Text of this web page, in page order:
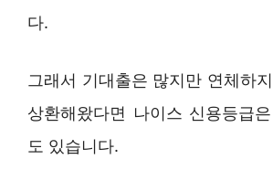
다.
그래서 기대출은 많지만 연체하
상환해왔다면 나이스 신용등급
도 있습니다.